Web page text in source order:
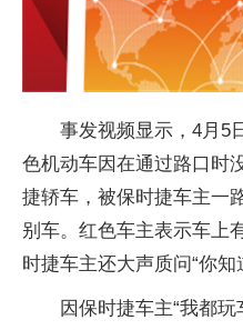
事发视频显示，4月5
色机动车因在通过路口时
捷轿车，被保时捷车主一
别车。红色车主表示车上
时捷车主还大声质问“你知
因保时捷车主“我都